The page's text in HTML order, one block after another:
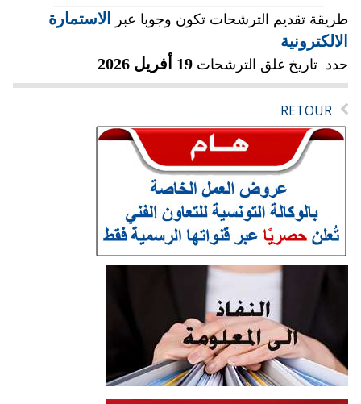
طريقة تقديم الترشحات تكون وجوبا عبر
الاستمارة
الالكترونية
حدد تاريخ غلق الترشحات 19 أفريل 2026
RETOUR